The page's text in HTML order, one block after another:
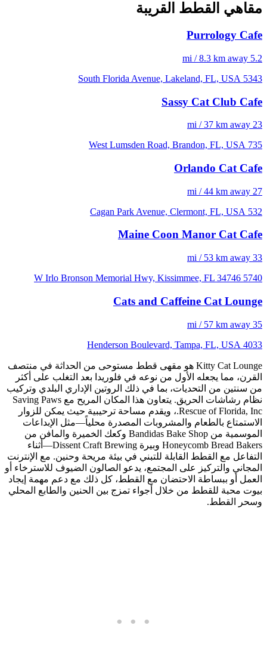
مقاهي القطط القريبة
Purrology Cafe
5.2 mi / 8.3 km away
5343 South Florida Avenue, Lakeland, FL, USA
Sassy Cat Club Cafe
23 mi / 37 km away
735 West Lumsden Road, Brandon, FL, USA
Orlando Cat Cafe
27 mi / 44 km away
532 Cagan Park Avenue, Clermont, FL, USA
Maine Coon Manor Cat Cafe
33 mi / 53 km away
5740 W Irlo Bronson Memorial Hwy, Kissimmee, FL 34746
Cats and Caffeine Cat Lounge
35 mi / 57 km away
4033 Henderson Boulevard, Tampa, FL, USA
Kitty Cat Lounge هو مقهى قطط مستوحى من الحداثة في منتصف
القرن، مما يجعله الأول من نوعه في فلوريدا بعد التغلب على أكثر
من سنتين من التحديات، بما في ذلك الروتين الإداري البلدي وتركيب
نظام رشاشات الحريق. يتعاون هذا المكان المريح مع Saving Paws
Rescue of Florida, Inc.، ويقدم مساحة ترحيبية حيث يمكن للزوار
الاستمتاع بالطعام والمشروبات المصدرة محلياً—مثل الإبداعات
الموسمية من Bandidas Bake Shop وكعك الخميرة والمافن من
Honeycomb Bread Bakers وبيرة Dissent Craft Brewing—أثناء
التفاعل مع القطط القابلة للتبني في بيئة مريحة وحنين. مع الإنترنت
المجاني والتركيز على المجتمع، يدعو الصالون الضيوف للاسترخاء أو
العمل أو ببساطة الاحتضان مع القطط، كل ذلك مع دعم مهمة إيجاد
بيوت محبة للقطط من خلال أجواء تمزج بين الحنين والطابع المحلي
وسحر القطط.